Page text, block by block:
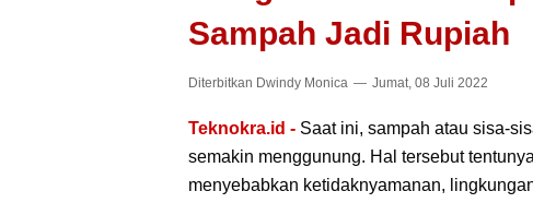
Sampah Jadi Rupiah
Diterbitkan Dwindy Monica Jumat, 08 Juli 2022
Teknokra.id - Saat ini, sampah atau sisa-
semakin menggunung. Hal tersebut
menyebabkan ketidaknyamanan,